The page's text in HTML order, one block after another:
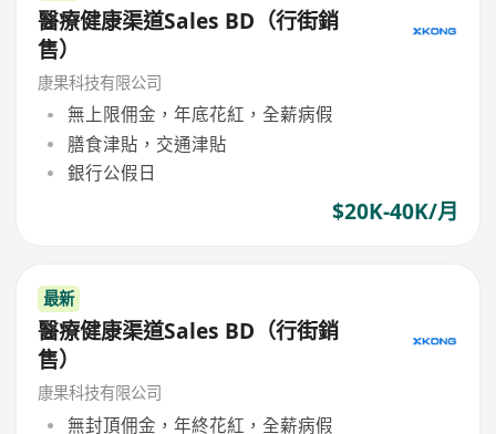
醫療健康渠道Sales BD（行街銷
售）
康果科技有限公司
無上限佣金，年底花紅，全薪病假
膳食津貼，交通津貼
銀行公假日
$20K-40K/月
最新
醫療健康渠道Sales BD（行街銷
售）
康果科技有限公司
無封頂佣金，年終花紅，全薪病假